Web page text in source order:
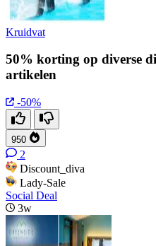
Kruidvat
50% korting op diverse
artikelen
-50%
950
2
Discount_diva
Lady-Sale
Social Deal
3w